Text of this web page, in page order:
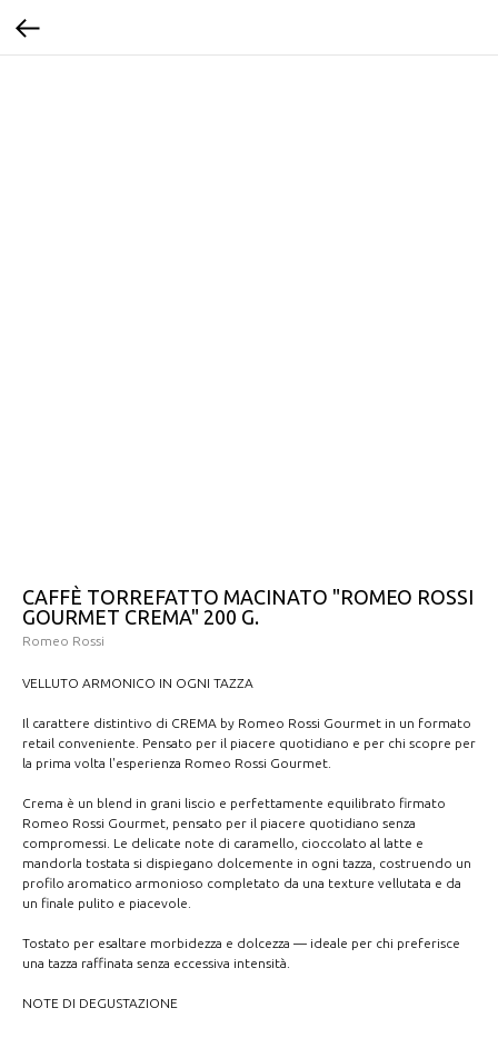
CAFFÈ TORREFATTO MACINATO "ROMEO ROSSI
GOURMET CREMA" 200 G.
Romeo Rossi
VELLUTO ARMONICO IN OGNI TAZZA
Il carattere distintivo di CREMA by Romeo Rossi Gourmet in un formato
retail conveniente. Pensato per il piacere quotidiano e per chi scopre per
la prima volta l'esperienza Romeo Rossi Gourmet.
Crema è un blend in grani liscio e perfettamente equilibrato firmato
Romeo Rossi Gourmet, pensato per il piacere quotidiano senza
compromessi. Le delicate note di caramello, cioccolato al latte e
mandorla tostata si dispiegano dolcemente in ogni tazza, costruendo un
profilo aromatico armonioso completato da una texture vellutata e da
un finale pulito e piacevole.
Tostato per esaltare morbidezza e dolcezza — ideale per chi preferisce
una tazza raffinata senza eccessiva intensità.
NOTE DI DEGUSTAZIONE